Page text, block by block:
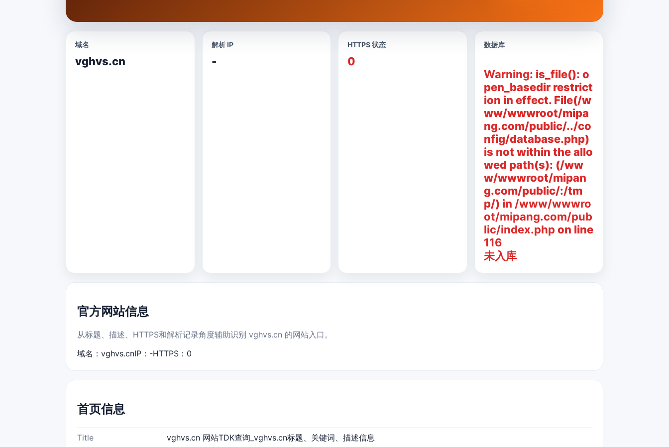
域名
vghvs.cn
解析 IP
-
HTTPS 状态
0
数据库
Warning: is_file(): o
pen_basedir restrict
ion in effect. File(/w
ww/wwwroot/mipa
ng.com/public/../co
nfig/database.php)
is not within the allo
wed path(s): (/ww
w/wwwroot/mipan
g.com/public/:/tm
p/) in /www/wwwro
ot/mipang.com/pub
lic/index.php on line
116
未入库
官方网站信息
从标题、描述、HTTPS和解析记录角度辅助识别 vghvs.cn 的网站入口。
域名：vghvs.cnIP：-HTTPS：0
首页信息
Title vghvs.cn 网站TDK查询_vghvs.cn标题、关键词、描述信息